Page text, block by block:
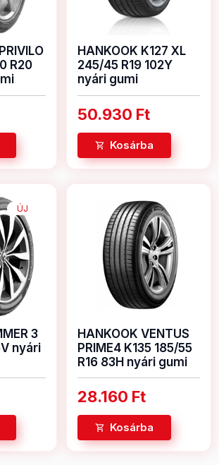
R20
HANKOOK K127 XL
245/45 R19 102Y
nyári gumi
50.930 Ft
Kosárba
ÚJ
3
nyári
HANKOOK VENTUS
PRIME4 K135 185/55
R16 83H nyári gumi
28.160 Ft
Kosárba